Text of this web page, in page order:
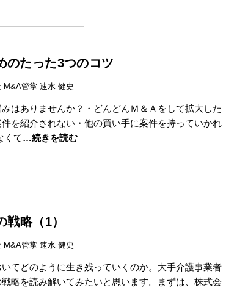
のたった3つのコツ
M&A管掌 速水 健史
はありませんか？・どんどんＭ＆Ａをして拡大した
を紹介されない・他の買い手に案件を持っていかれ
くて…続きを読む
略（1）
M&A管掌 速水 健史
てどのように生き残っていくのか。大手介護事業者
略を読み解いてみたいと思います。まずは、株式会